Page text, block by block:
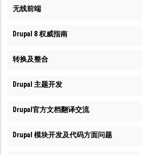
无线前端
Drupal 8 权威指南
转换及整合
Drupal 主题开发
Drupal官方文档翻译交流
Drupal 模块开发及代码方面问题